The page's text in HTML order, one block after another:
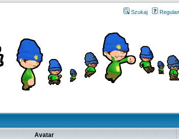
Szukaj
Avatar